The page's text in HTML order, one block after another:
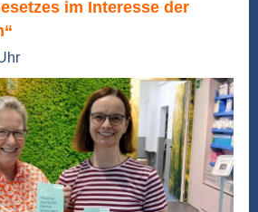
im Interesse der